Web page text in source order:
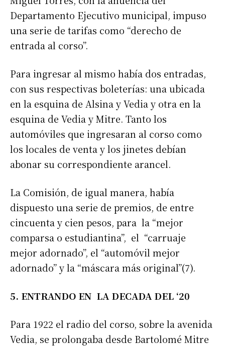
Apellidos
Número de teléfono
Departamento Ejecutivo municipal, impuso
una serie de tarifas como “derecho de
entrada al corso”.
Para ingresar al mismo había dos entradas,
con sus respectivas boleterías: una ubicada
en la esquina de Alsina y Vedia y otra en la
esquina de Vedia y Mitre. Tanto los
automóviles que ingresaran al corso como
los locales de venta y los jinetes debían
abonar su correspondiente arancel.
La Comisión, de igual manera, había
dispuesto una serie de premios, de entre
cincuenta y cien pesos, para la “mejor
comparsa o estudiantina”, el “carruaje
mejor adornado”, el “automóvil mejor
adornado” y la “máscara más original”(7).
5. ENTRANDO EN LA DECADA DEL ‘20
Para 1922 el radio del corso, sobre la avenida
Vedia, se prolongaba desde Bartolomé Mitre